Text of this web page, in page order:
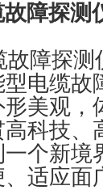
障探测
故障探
电缆故
美观，
科技、
个新境
适应面